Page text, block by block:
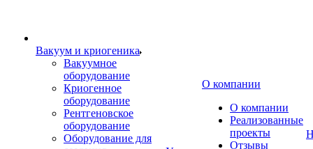
Вакуум и криогеника
Вакуумное
оборудование
Криогенное
оборудование
Рентгеновское
оборудование
Оборудование для
О компании
О компании
Реализованные
проекты
Отзывы